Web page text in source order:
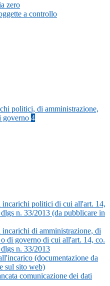
zero
a controllo
politici, di amministrazione,
governo 4
incarichi politici di cui all'art. 14,
n. 33/2013 (da pubblicare in
di amministrazione, di
di governo di cui all'art. 14, co.
n. 33/2013
(documentazione da
sul sito web)
comunicazione dei dati